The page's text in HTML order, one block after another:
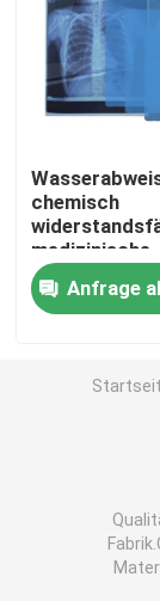
Tintenstrahl
Laser X Ray
Strahlnfilm
chemisch
medizinische
Laserfolie,
0,13mm,
den Einsatz
Umgebungen
Anfrage